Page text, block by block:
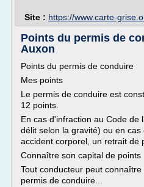
Site : https://www.carte-
Points du permis de
Auxon
Points du permis de conduire
Mes points
Le permis de conduire est
12 points.
En cas d'infraction au Code de
délit selon la gravité) ou en
accident corporel, un retrait de
Connaître son capital de points
Tout conducteur peut
permis de conduire...